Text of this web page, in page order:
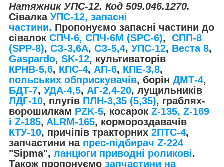
Натяжник УПС-12. Код 509.046.1270.
Сівалка УПС-12, запасні
частини. Пропонуємо запасні частини до
сівалок СПЧ-6, СПЧ-6М (SPС-6), СПП-8
(SPP-8), СЗ-3,6А, СЗ-5,4, УПС-12, Веста 8,
Gaspardo, SK-12, культиваторів
КРНВ-5,6, КПС-4, АП-6, КПЕ-3,8,
польських обприскувачів, борін ДМТ-4,
БДТ-7, УДА-4,5, АГ-2,4-20, лущильників
ЛДГ-10, плугів ПЛН-3,35 (5,35), граблях-
ворошилкам PZK-5, косарок Z-135, Z-169
і Z-185, ALRM-165, кормороздавачів
КТУ-10, причіпів тракторних 2ПТС-4,
запчастини на прес-підбирач Z-224
"Sipma", ланцюги приводні роликові.
Також пропонуємо запчастини на